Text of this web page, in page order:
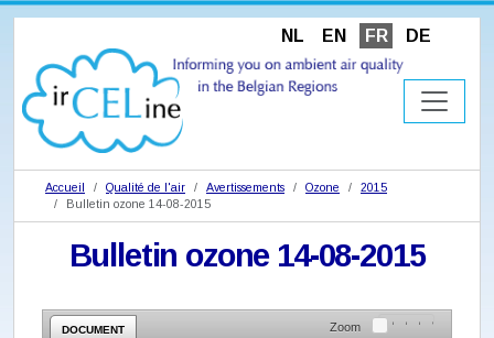
NL EN FR DE
Accueil Qualité de l'air Avertissements Ozone
2015
Bulletin ozone 14-08-2015
Bulletin ozone 14-08-2015
DOCUMENT Zoom